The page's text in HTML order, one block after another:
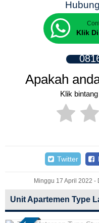
Klik
Apakah
Klik
Twitter
Minggu 17 April 2022
Unit Apartemen Type